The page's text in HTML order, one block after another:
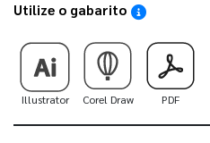
Utilize o gabarito Saiba como
Illustrator Corel Draw PDF